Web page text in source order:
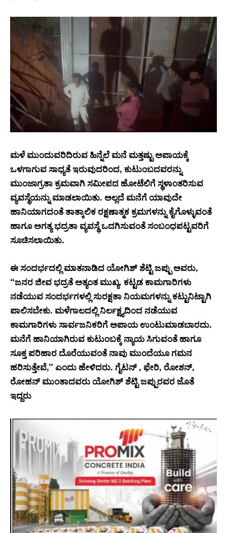
ಮಳೆ ಮುಂದುವರಿದಿರುವ ಹಿನ್ನೆಲೆ ಮನೆ ಮತ್ತಷ್ಟು ಅಪಾಯಕ್ಕೆ
ಒಳಗಾಗುವ ಸಾಧ್ಯತೆ ಇರುವುದರಿಂದ, ಕುಟುಂಬದವರನ್ನು
ಮುಂಜಾಗ್ರತಾ ಕ್ರಮವಾಗಿ ಸಮೀಪದ ಹೋಟೆಲಿಗೆ ಸ್ಥಳಾಂತರಿಸುವ
ವ್ಯವಸ್ಥೆಯನ್ನು ಮಾಡಲಾಯಿತು. ಅಲ್ಲದೆ ಮನೆಗೆ ಯಾವುದೇ
ಹಾನಿಯಾಗದಂತೆ ತಾತ್ಕಾಲಿಕ ರಕ್ಷಣಾತ್ಮಕ ಕ್ರಮಗಳನ್ನು ಕೈಗೊಳ್ಳುವಂತೆ
ಹಾಗೂ ಅಗತ್ಯ ಭದ್ರತಾ ವ್ಯವಸ್ಥೆ ಒದಗಿಸುವಂತೆ ಸಂಬಂಧಪಟ್ಟವರಿಗೆ
ಸೂಚಿಸಲಾಯಿತು.
ಈ ಸಂದರ್ಭದಲ್ಲಿ ಮಾತನಾಡಿದ ಯೋಗಿಶ್ ಶೆಟ್ಟಿ ಜಪ್ಪು ಅವರು,
“ಜನರ ಜೀವ ಭದ್ರತೆ ಅತ್ಯಂತ ಮುಖ್ಯ. ಕಟ್ಟಡ ಕಾಮಗಾರಿಗಳು
ನಡೆಯುವ ಸಂದರ್ಭಗಳಲ್ಲಿ ಸುರಕ್ಷತಾ ನಿಯಮಗಳನ್ನು ಕಟ್ಟುನಿಟ್ಟಾಗಿ
ಪಾಲಿಸಬೇಕು. ಮಳೆಗಾಲದಲ್ಲಿ ನಿರ್ಲಕ್ಷ್ಯದಿಂದ ನಡೆಯುವ
ಕಾಮಗಾರಿಗಳು ಸಾರ್ವಜನಿಕರಿಗೆ ಅಪಾಯ ಉಂಟುಮಾಡಬಾರದು.
ಮನೆಗೆ ಹಾನಿಯಾಗಿರುವ ಕುಟುಂಬಕ್ಕೆ ನ್ಯಾಯ ಸಿಗುವಂತೆ ಹಾಗೂ
ಸೂಕ್ತ ಪರಿಹಾರ ದೊರೆಯುವಂತೆ ನಾವು ಮುಂದೆಯೂ ಗಮನ
ಹರಿಸುತ್ತೇವೆ,” ಎಂದು ಹೇಳಿದರು. ಗೈಟನ್ , ಫೇರಿ, ರೋಶನ್,
ರೋಹನ್ ಮುಂತಾದವರು ಯೋಗಿಶ್ ಶೆಟ್ಟಿ ಜಪ್ಪುರವರ ಜೊತೆ
ಇದ್ದರು